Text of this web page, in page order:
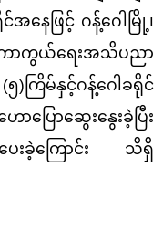
အနေဖြင့် ဂန့်ဂေါမြို့၊
ာကွယ်ရေးအသိပညာ
)ကြိမ်နှင့်ဂန့်ဂေါခရိုင်
ပြောဆွေးနွေးခဲ့ပြီး
းခဲ့ကြောင်း သိရှိ